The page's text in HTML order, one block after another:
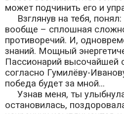
может подчинить его и
Взглянув на тебя,
вообще – сплошная
противоречий. И,
знаний. Мощный
Пассионарий высочайшей
согласно Гумилёву-
победа будет за мной...
Узнав меня, ты
остановилась,